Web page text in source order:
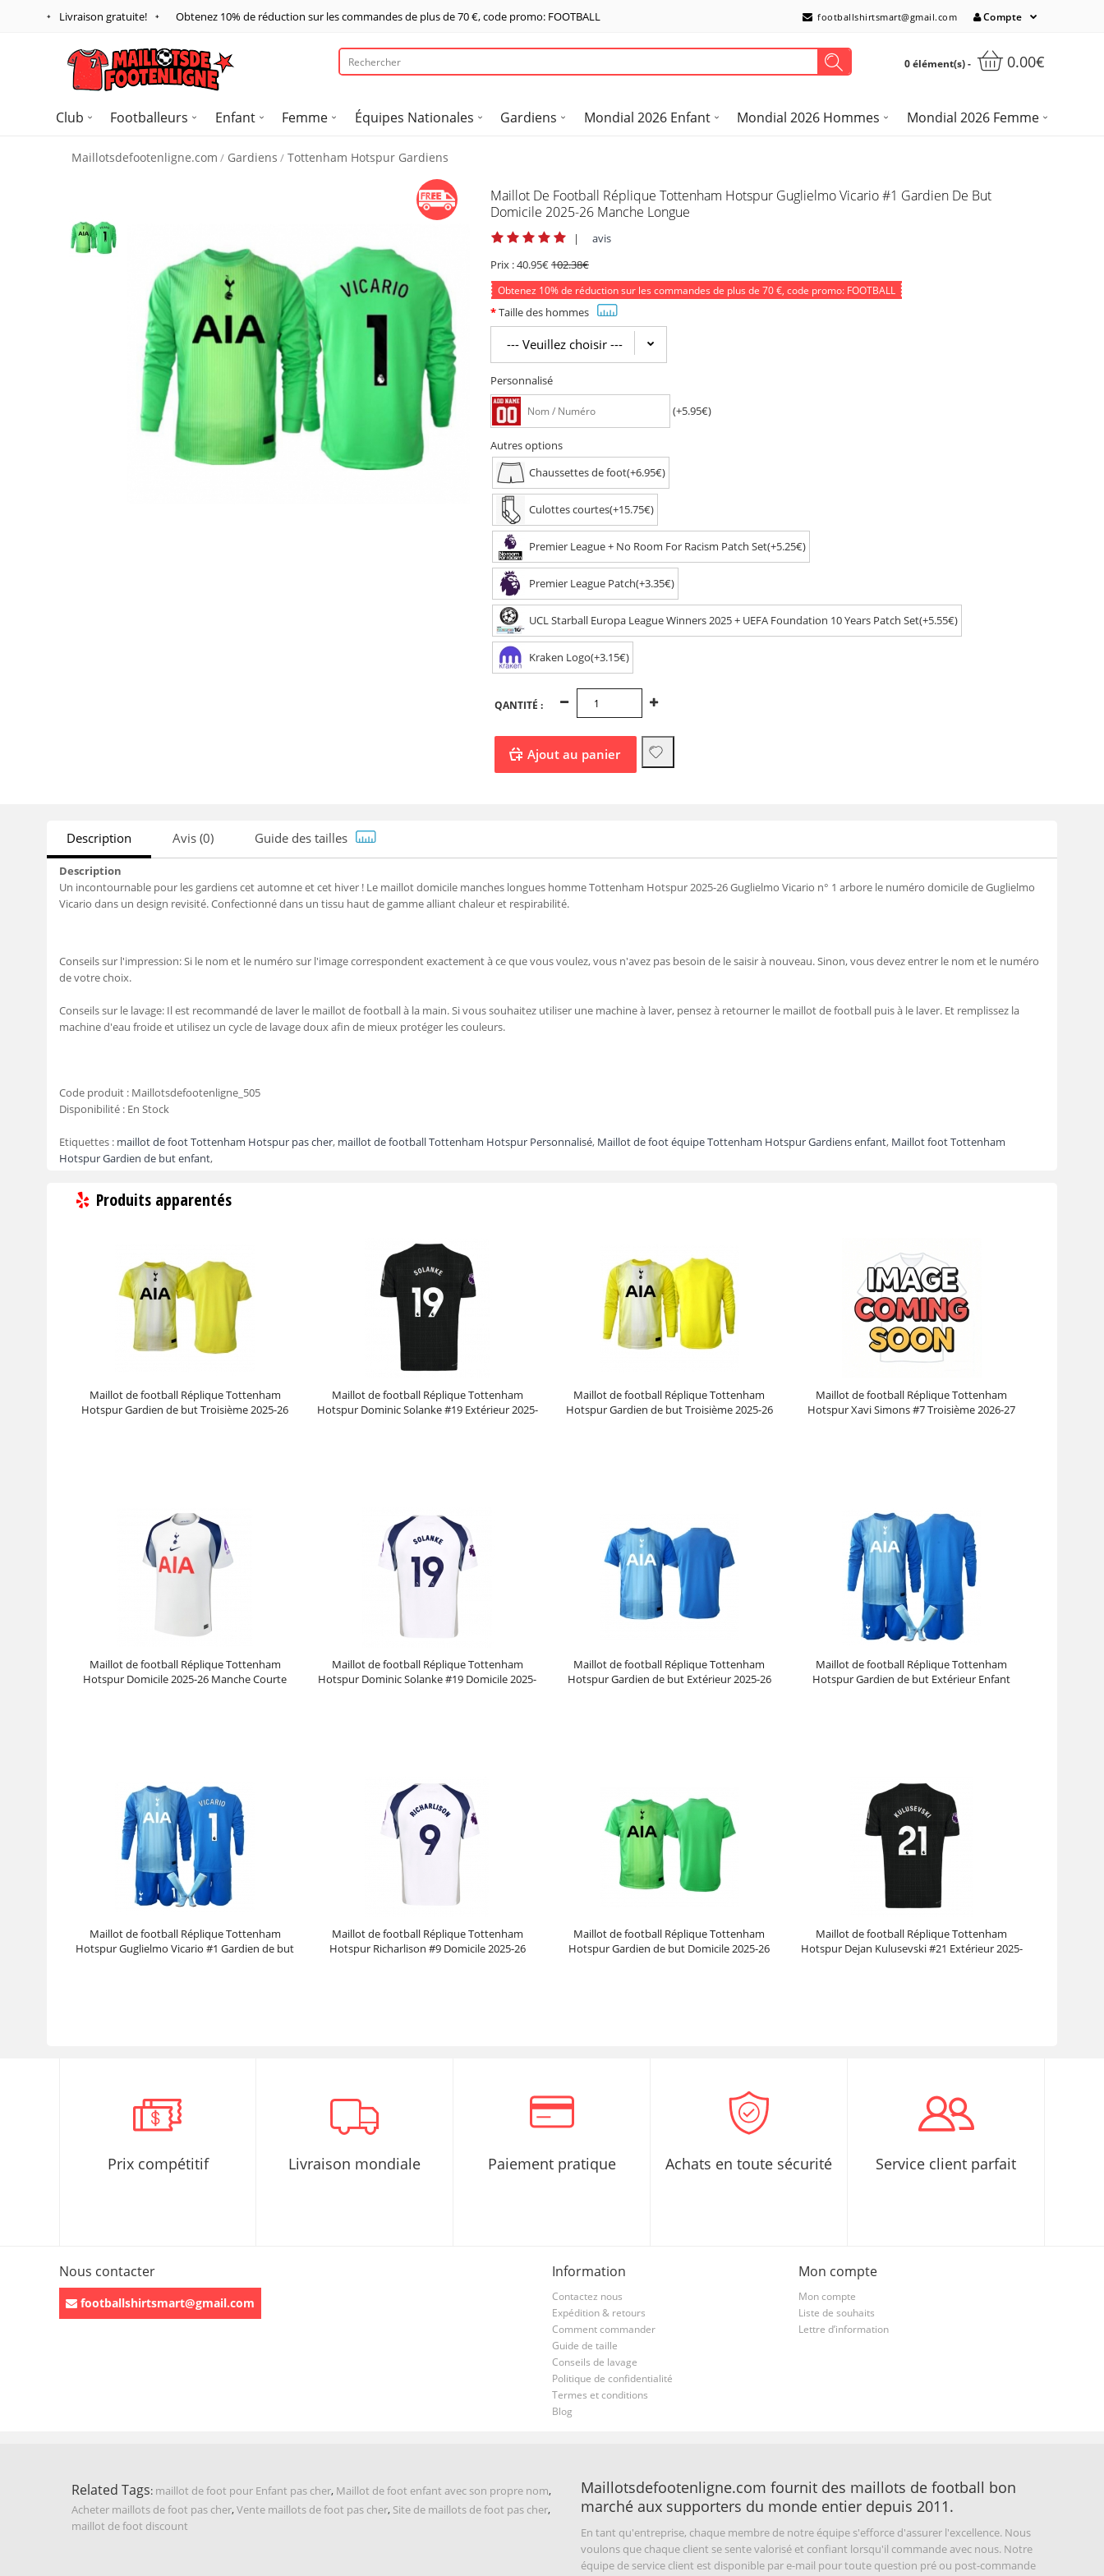
Livraison gratuite! Obtenez 10% de réduction sur les commandes de plus de70 €, code promo: FOOTBALL footballshirtsmart@gmail.com Compte
0 élément(s) - 0.00€
Club Footballeurs Enfant Femme Équipes Nationales Gardiens Mondial 2026 Enfant Mondial 2026 Hommes Mondial 2026 Femme
Maillotsdefootenligne.com Gardiens Tottenham Hotspur Gardiens
Maillot De Football Réplique Tottenham Hotspur Guglielmo Vicario #1 Gardien De But
Domicile 2025-26 Manche Longue
|
avis
Prix :40.95€102.38€
Obtenez 10%de réduction sur les commandes de plus de 70 €, code promo: FOOTBALL
Taille des hommes
Personnalisé
(+5.95€)
Autres options
Chaussettes de foot(+6.95€)
Culottes courtes(+15.75€)
Premier League + No Room For Racism Patch Set(+5.25€)
Premier League Patch(+3.35€)
UCL Starball Europa League Winners 2025 + UEFA Foundation 10 Years Patch Set(+5.55€)
Kraken Logo(+3.15€)
QANTITÉ :
Description Avis (0) Guide des tailles
Description
Un incontournable pour les gardiens cet automne et cet hiver ! Le maillot domicile manches longues homme Tottenham Hotspur 2025-26 Guglielmo Vicario n° 1 arbore le numéro domicile de Guglielmo
Vicario dans un design revisité. Confectionné dans un tissu haut de gamme alliant chaleur et respirabilité.
Conseils sur l'impression: Si le nom et le numéro sur l'image correspondent exactement à ce que vous voulez, vous n'avez pas besoin de le saisir à nouveau. Sinon, vous devez entrer le nom et le numéro
de votre choix.
Conseils sur le lavage: Il est recommandé de laver le maillot de football à la main. Si vous souhaitez utiliser une machine à laver, pensez à retourner le maillot de football puis à le laver. Et remplissez la
machine d'eau froide et utilisez un cycle de lavage doux afin de mieux protéger les couleurs.
Code produit : Maillotsdefootenligne_505
Disponibilité : En Stock
Etiquettes : maillot de foot Tottenham Hotspur pas cher, maillot de football Tottenham Hotspur Personnalisé, Maillot de foot équipe Tottenham Hotspur Gardiens enfant, Maillot foot Tottenham
Hotspur Gardien de but enfant,
Produits apparentés
Maillot de football Réplique Tottenham
Hotspur Gardien de but Troisième 2025-26
Maillot de football Réplique Tottenham
Hotspur Dominic Solanke #19 Extérieur 2025-
Maillot de football Réplique Tottenham
Hotspur Gardien de but Troisième 2025-26
Maillot de football Réplique Tottenham
Hotspur Xavi Simons #7 Troisième 2026-27
Maillot de football Réplique Tottenham
Hotspur Domicile 2025-26 Manche Courte
Maillot de football Réplique Tottenham
Hotspur Dominic Solanke #19 Domicile 2025-
Maillot de football Réplique Tottenham
Hotspur Gardien de but Extérieur 2025-26
Maillot de football Réplique Tottenham
Hotspur Gardien de but Extérieur Enfant
Maillot de football Réplique Tottenham
Hotspur Guglielmo Vicario #1 Gardien de but
Maillot de football Réplique Tottenham
Hotspur Richarlison #9 Domicile 2025-26
Maillot de football Réplique Tottenham
Hotspur Gardien de but Domicile 2025-26
Maillot de football Réplique Tottenham
Hotspur Dejan Kulusevski #21 Extérieur 2025-
Prix compétitif Livraison mondiale Paiement pratique Achats en toute sécurité Service client parfait
Nous contacter
footballshirtsmart@gmail.com
Information
Contactez nous
Expédition & retours
Comment commander
Guide de taille
Conseils de lavage
Politique de confidentialité
Termes et conditions
Blog
Mon compte
Mon compte
Liste de souhaits
Lettre d’information
Related Tags: maillot de foot pour Enfant pas cher, Maillot de foot enfant avec son propre nom,
Acheter maillots de foot pas cher,Vente maillots de foot pas cher, Site de maillots de foot pas cher,
maillot de foot discount
Maillotsdefootenligne.com fournit des maillots de football bon
marché aux supporters du monde entier depuis 2011.
En tant qu'entreprise, chaque membre de notre équipe s'efforce d'assurer l'excellence. Nous
voulons que chaque client se sente valorisé et confiant lorsqu'il commande avec nous. Notre
équipe de service client est disponible par e-mail pour toute question pré ou post-commande